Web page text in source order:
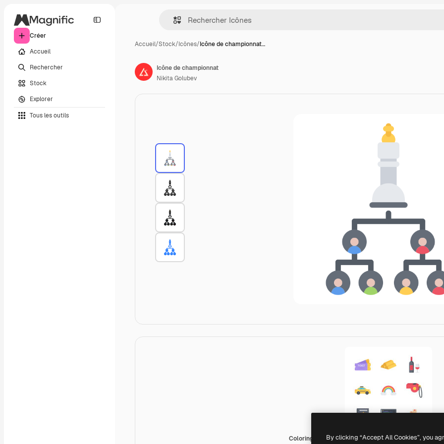
Créer
Accueil
Rechercher
Stock
Explorer
Tous les outils
Accueil/Stock/Icônes/Icône de championnat…
Coloring Flat
Icône de championnat
Nikita Golubev
By clicking “Accept All Cookies”, you